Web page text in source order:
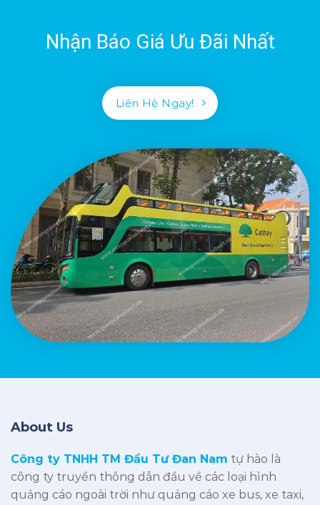
Nhận Báo Giá Ưu Đãi Nhất
Liên Hệ Ngay!
About Us
Công ty TNHH TM Đầu Tư Đan Nam tự hào là
công ty truyền thông dẫn đầu về các loại hình
quảng cáo ngoài trời như quảng cáo xe bus, xe taxi,